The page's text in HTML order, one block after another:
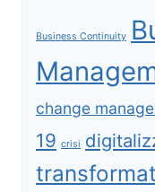
Business Continuity
change
19 crisi